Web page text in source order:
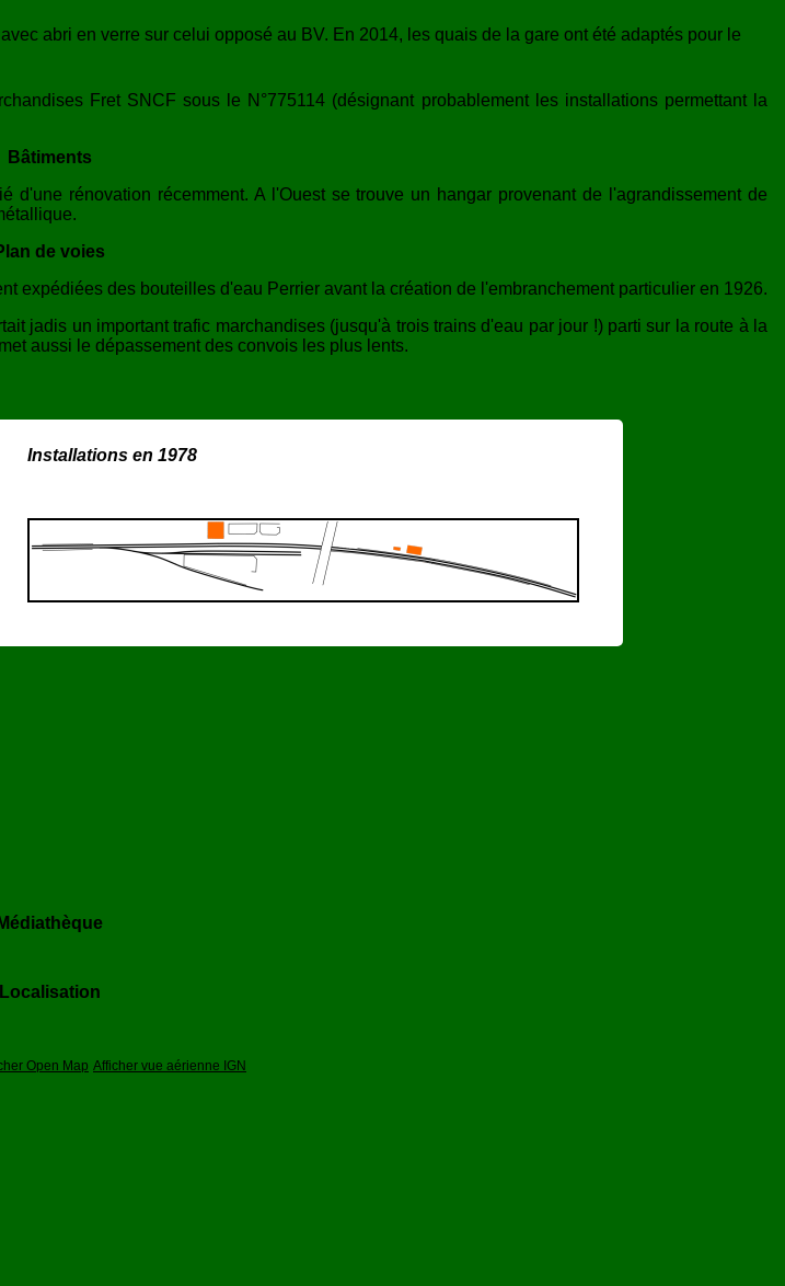
abri en verre sur celui opposé au BV. En 2014, les quais de la gare ont été adaptés pour le
Fret SNCF sous le N°775114 (désignant probablement les installations permettant la
Bâtiments
rénovation récemment. A l'Ouest se trouve un hangar provenant de l'agrandissement de
de voies
expédiées des bouteilles d'eau Perrier avant la création de l'embranchement particulier en 1926.
jadis un important trafic marchandises (jusqu'à trois trains d'eau par jour !) parti sur la route à la
aussi le dépassement des convois les plus lents.
Installations en 1978
Médiathèque
Localisation
Open Map Afficher vue aérienne IGN